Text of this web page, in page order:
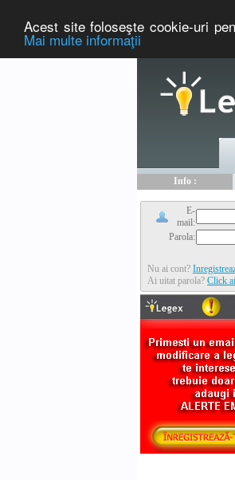
Acest site foloseşte cookie-uri
Mai multe informaţii
Info :
E-
mail:
Parola:
Nu ai cont?
Ai uitat parola? Click